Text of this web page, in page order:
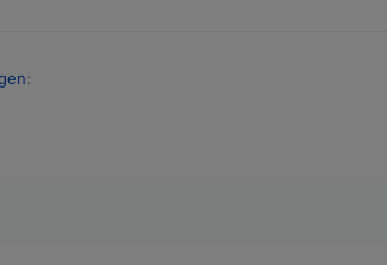
"",
"",
"",
:
noch nicht erkannt :-(